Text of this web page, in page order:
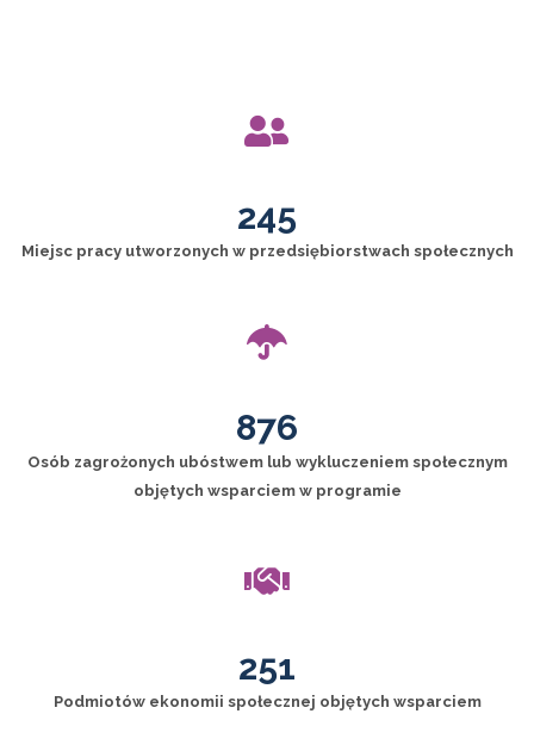
245
Miejsc pracy utworzonych w przedsiębiorstwach społecznych
876
Osób zagrożonych ubóstwem lub wykluczeniem społecznym
objętych wsparciem w programie
251
Podmiotów ekonomii społecznej objętych wsparciem